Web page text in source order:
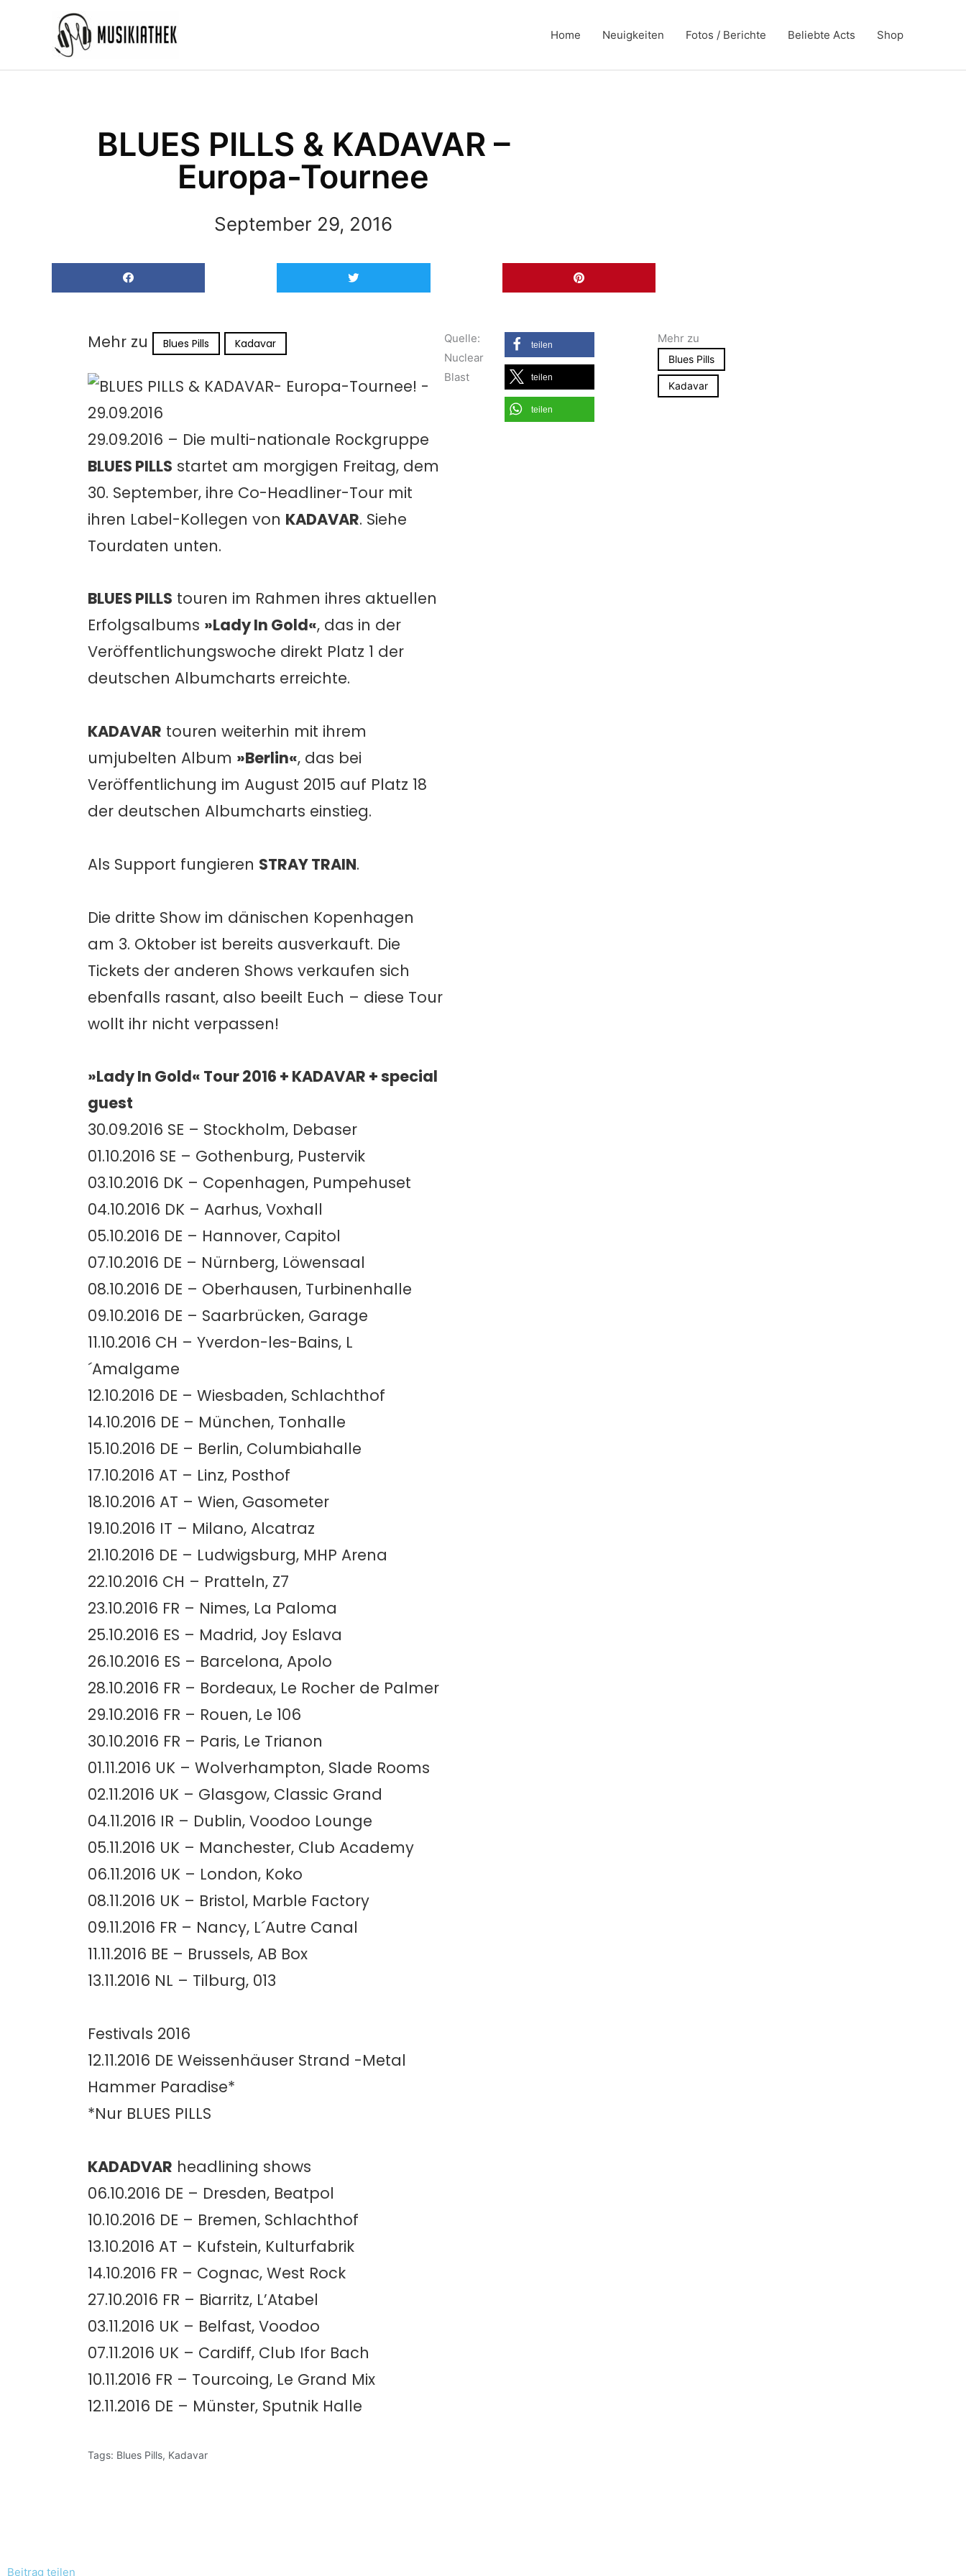
Home Neuigkeiten Fotos / Berichte Beliebte Acts Shop
BLUES PILLS & KADAVAR –
Europa-Tournee
September 29, 2016
Mehr zu Blues Pills Kadavar
29.09.2016 – Die multi-nationale Rockgruppe
BLUES PILLS startet am morgigen Freitag, dem
30. September, ihre Co-Headliner-Tour mit
ihren Label-Kollegen von KADAVAR. Siehe
Tourdaten unten.
BLUES PILLS touren im Rahmen ihres aktuellen
Erfolgsalbums »Lady In Gold«, das in der
Veröffentlichungswoche direkt Platz 1 der
deutschen Albumcharts erreichte.
KADAVAR touren weiterhin mit ihrem
umjubelten Album »Berlin«, das bei
Veröffentlichung im August 2015 auf Platz 18
der deutschen Albumcharts einstieg.
Als Support fungieren STRAY TRAIN.
Die dritte Show im dänischen Kopenhagen
am 3. Oktober ist bereits ausverkauft. Die
Tickets der anderen Shows verkaufen sich
ebenfalls rasant, also beeilt Euch – diese Tour
wollt ihr nicht verpassen!
»Lady In Gold« Tour 2016 + KADAVAR + special
guest
30.09.2016 SE – Stockholm, Debaser
01.10.2016 SE – Gothenburg, Pustervik
03.10.2016 DK – Copenhagen, Pumpehuset
04.10.2016 DK – Aarhus, Voxhall
05.10.2016 DE – Hannover, Capitol
07.10.2016 DE – Nürnberg, Löwensaal
08.10.2016 DE – Oberhausen, Turbinenhalle
09.10.2016 DE – Saarbrücken, Garage
11.10.2016 CH – Yverdon-les-Bains, L
´Amalgame
12.10.2016 DE – Wiesbaden, Schlachthof
14.10.2016 DE – München, Tonhalle
15.10.2016 DE – Berlin, Columbiahalle
17.10.2016 AT – Linz, Posthof
18.10.2016 AT – Wien, Gasometer
19.10.2016 IT – Milano, Alcatraz
21.10.2016 DE – Ludwigsburg, MHP Arena
22.10.2016 CH – Pratteln, Z7
23.10.2016 FR – Nimes, La Paloma
25.10.2016 ES – Madrid, Joy Eslava
26.10.2016 ES – Barcelona, Apolo
28.10.2016 FR – Bordeaux, Le Rocher de Palmer
29.10.2016 FR – Rouen, Le 106
30.10.2016 FR – Paris, Le Trianon
01.11.2016 UK – Wolverhampton, Slade Rooms
02.11.2016 UK – Glasgow, Classic Grand
04.11.2016 IR – Dublin, Voodoo Lounge
05.11.2016 UK – Manchester, Club Academy
06.11.2016 UK – London, Koko
08.11.2016 UK – Bristol, Marble Factory
09.11.2016 FR – Nancy, L´Autre Canal
11.11.2016 BE – Brussels, AB Box
13.11.2016 NL – Tilburg, 013
Festivals 2016
12.11.2016 DE Weissenhäuser Strand -Metal
Hammer Paradise*
*Nur BLUES PILLS
KADADVAR headlining shows
06.10.2016 DE – Dresden, Beatpol
10.10.2016 DE – Bremen, Schlachthof
13.10.2016 AT – Kufstein, Kulturfabrik
14.10.2016 FR – Cognac, West Rock
27.10.2016 FR – Biarritz, L’Atabel
03.11.2016 UK – Belfast, Voodoo
07.11.2016 UK – Cardiff, Club Ifor Bach
10.11.2016 FR – Tourcoing, Le Grand Mix
12.11.2016 DE – Münster, Sputnik Halle
Quelle:
Nuclear
Blast
teilen
teilen
teilen
Mehr zu
Blues Pills
Kadavar
Tags: Blues Pills, Kadavar
Beitrag teilen